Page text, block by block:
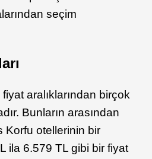
seçim
aralıklarından birçok
Bunların arasından
Korfu otellerinin bir
ila 6.579 TL gibi bir fiyat